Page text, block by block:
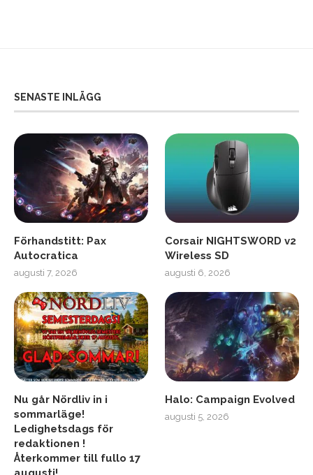
SENASTE INLÄGG
Förhandstitt: Pax
Autocratica
augusti 7, 2026
Corsair NIGHTSWORD v2
Wireless SD
augusti 6, 2026
Nu går Nördliv in i
sommarläge!
Ledighetsdags för
redaktionen !
Återkommer till fullo 17
Halo: Campaign Evolved
augusti 5, 2026